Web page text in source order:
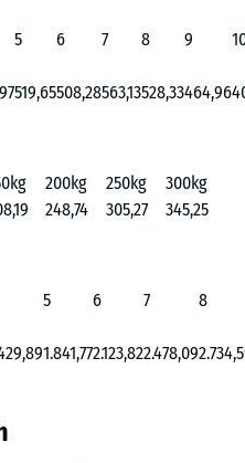
5 6 7 8 9
519,65508,28563,13528,33464,96
200kg 250kg
300kg
248,74 305,27 345,25
5 6 7
8
1.841,772.123,822.478,09